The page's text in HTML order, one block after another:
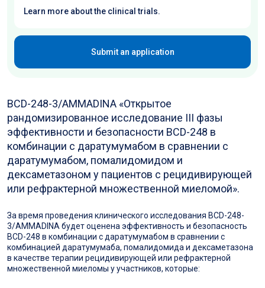
Learn more about the clinical trials.
Submit an application
BCD-248-3/AMMADINA «Открытое
рандомизированное исследование III фазы
эффективности и безопасности BCD-248 в
комбинации с даратумумабом в сравнении с
даратумумабом, помалидомидом и
дексаметазоном у пациентов с рецидивирующей
или рефрактерной множественной миеломой».
За время проведения клинического исследования BCD-248-
3/AMMADINA будет оценена эффективность и безопасность
BCD-248 в комбинации с даратумумабом в сравнении с
комбинацией даратумумаба, помалидомида и дексаметазона
в качестве терапии рецидивирующей или рефрактерной
множественной миеломы у участников, которые: